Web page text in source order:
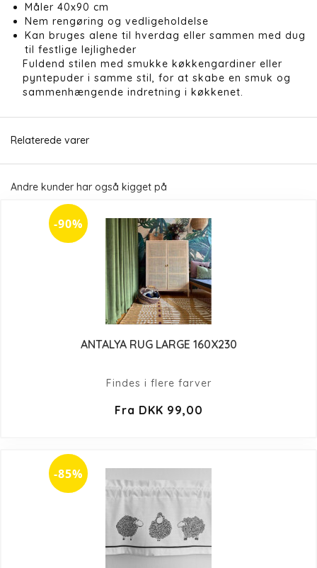
Måler 40x90 cm
Nem rengøring og vedligeholdelse
Kan bruges alene til hverdag eller sammen med dug
til festlige lejligheder
Fuldend stilen med smukke køkkengardiner eller
pyntepuder i samme stil, for at skabe en smuk og
sammenhængende indretning i køkkenet.
Relaterede varer
Andre kunder har også kigget på
-90%
ANTALYA RUG LARGE 160X230
Findes i flere farver
Fra DKK 99,00
-85%